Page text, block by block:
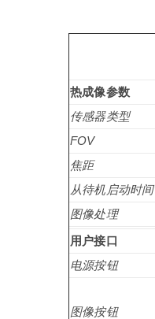
热成像参数
传感器类型
FOV
焦距
从待机启动时间
图像处理
用户接口
电源按钮
图像按钮